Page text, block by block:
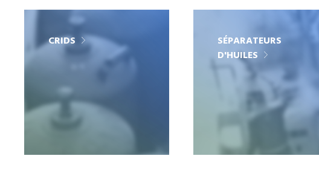
CRIDS
SÉPARATEURS
D'HUILES